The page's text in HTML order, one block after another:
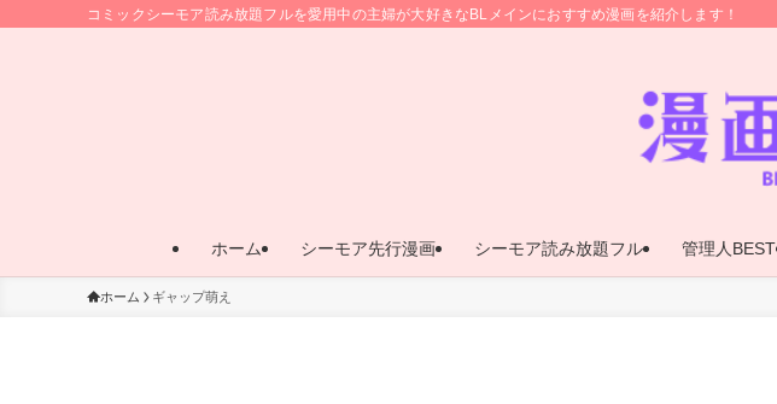
コミックシーモア読み放題フルを愛用中の主婦が大好きなBLメインにおすすめ漫画を紹介します！
ホーム シーモア先行漫画 シーモア読み放題フル 管理人BEST
ホーム ギャップ萌え